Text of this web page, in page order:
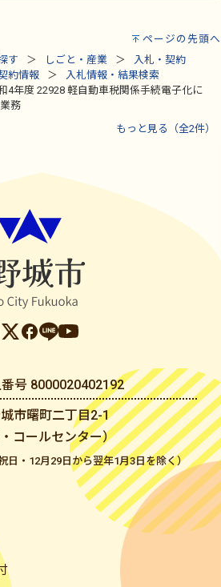
ページの先頭へ
す しごと・産業
入札・契約
約情報
入札情報・結果検索
4年度 22928 軽自動車税関係手続電子化に
務
もっと見る（全2件）
号 8000020402192
市曙町二丁目2-1
コールセンター）
日・12月29日から翌年1月3日を除く）